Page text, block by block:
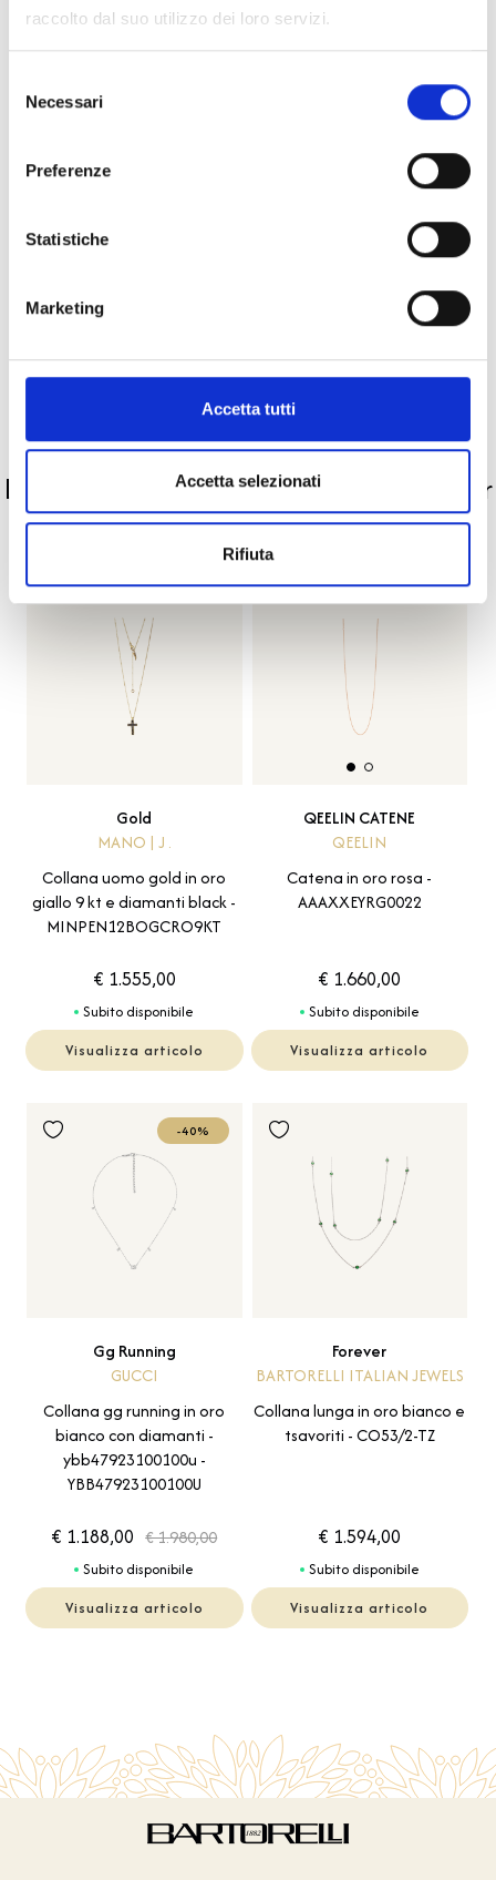
raccolto dal suo utilizzo dei loro servizi.
delNecessari
Preferenze
Statistiche
Marketing
Accetta tutti
Accetta selezionati
Rifiuta
Specifiche Tecniche
Collezione
Per
Descrizione
PRODOTTI SIMILI
La nostra selezione di prodotti scelti per
te
Gold
MANO | J .
Collana uomo gold in oro
giallo 9 kt e diamanti black -
MINPEN12BOGCRO9KT
€ 1.555,00
Subito disponibile
Visualizza articolo
QEELIN CATENE
QEELIN
Catena in oro rosa -
AAAXXEYRG0022
€ 1.660,00
Subito disponibile
Visualizza articolo
-40%
Gg Running
GUCCI
Collana gg running in oro
bianco con diamanti -
ybb47923100100u -
YBB47923100100U
€ 1.188,00 € 1.980,00
Subito disponibile
Visualizza articolo
Forever
BARTORELLI ITALIAN JEWELS
Collana lunga in oro bianco e
tsavoriti - CO53/2-TZ
€ 1.594,00
Subito disponibile
Visualizza articolo